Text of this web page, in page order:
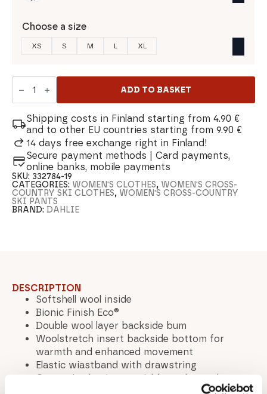
Choose a size
XS S M L XL
Dahlie
Wool
Women's
quantity
ADD TO BASKET
Shipping costs in Finland starting from 4.90 €
and to other EU countries starting from 9.90 €
14 days free exchange right in Finland!
Secure payment methods | Card payments,
online banks, mobile payments
SKU: 332784-19
CATEGORIES: WOMEN'S CLOTHES, WOMEN'S CROSS-
COUNTRY SKI CLOTHES, WOMEN'S CROSS-COUNTRY
SKI PANTS
BRAND:DAHLIE
DESCRIPTION
Softshell wool inside
Bionic Finish Eco®
Double wool layer backside bum
Woolstretch insert backside bottom for
warmth and enhanced movement
Elastic wiastband with drawstring
Gusset in elastic material for enhanced